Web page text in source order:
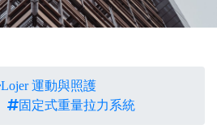
Lojer 運動與照護
固定式重量拉力系統